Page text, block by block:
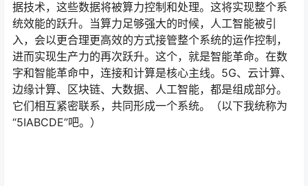
据技术，这些数据将被算力控制和处理。这将实现整个系
统效能的跃升。当算力足够强大的时候，人工智能被引
入，会以更合理更高效的方式接管整个系统的运作控制，
进而实现生产力的再次跃升。这个，就是智能革命。在数
字和智能革命中，连接和计算是核心主线。5G、云计算、
边缘计算、区块链、大数据、人工智能，都是组成部分。
它们相互紧密联系，共同形成一个系统。（以下我统称为
“5IABCDE”吧。）